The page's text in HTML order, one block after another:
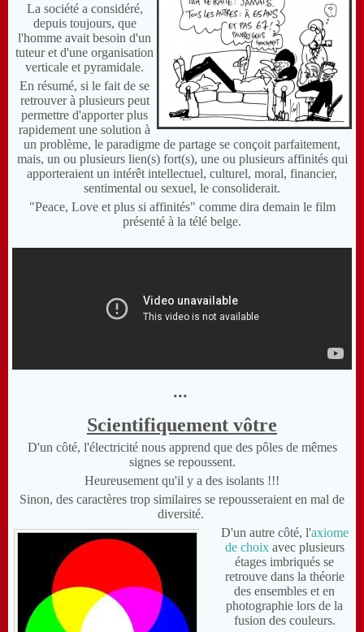
La société a considéré,
depuis toujours, que
l'homme avait besoin d'un
tuteur et d'une organisation
verticale et pyramidale.
En résumé, si le fait de se
retrouver à plusieurs peut
permettre d'apporter plus
rapidement une solution à
un problème, le paradigme de partage se conçoit parfaitement,
mais, un ou plusieurs lien(s) fort(s), une ou plusieurs affinités qui
apporteraient un intérêt intellectuel, culturel, moral, financier,
sentimental ou sexuel, le consoliderait.
"Peace, Love et plus si affinités" comme dira demain le film
présenté à la télé belge.
...
Scientifiquement vôtre
D'un côté, l'électricité nous apprend que des pôles de mêmes
signes se repoussent.
Heureusement qu'il y a des isolants !!!
Sinon, des caractères trop similaires se repousseraient en mal de
diversité.
D'un autre côté, l'axiome
de choixavec plusieurs
étages imbriqués se
retrouve dans la théorie
des ensembles et en
photographie lors de la
fusion des couleurs.